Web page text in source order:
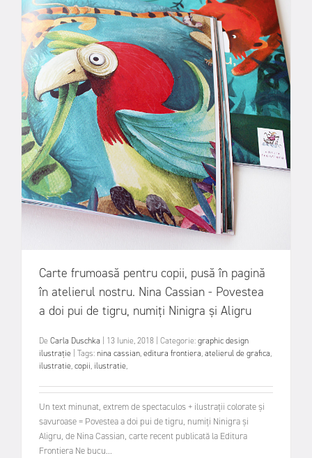
Carte frumoasă pentru copii, pusă în pagină
în atelierul nostru. Nina Cassian - Povestea
a doi pui de tigru, numiți Ninigra și Aligru
De Carla Duschka 13 Iunie, 2018 Categorie:graphic design
ilustrație
Tags:nina cassian,editura frontiera,atelierul de grafica,
ilustratie,copii, ilustratie,
Un text minunat, extrem de spectaculos + ilustrații colorate și
savuroase = Povestea a doi pui de tigru, numiți Ninigra și
Aligru, de Nina Cassian, carte recent publicată la Editura
Frontiera Ne bucu...